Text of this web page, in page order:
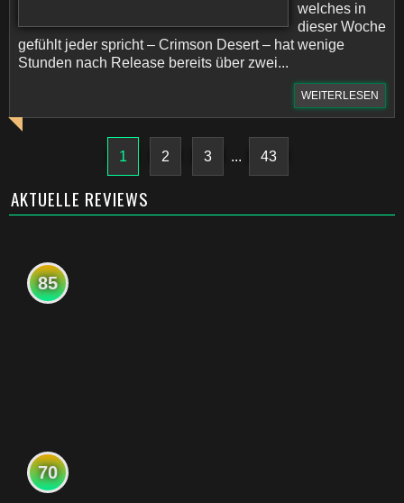
welches in
dieser Woche
gefühlt jeder spricht – Crimson Desert – hat wenige
Stunden nach Release bereits über zwei...
WEITERLESEN
1 2 3 ... 43
AKTUELLE REVIEWS
85
70